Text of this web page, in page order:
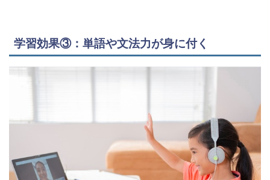
学習効果③：単語や文法力が身に付く